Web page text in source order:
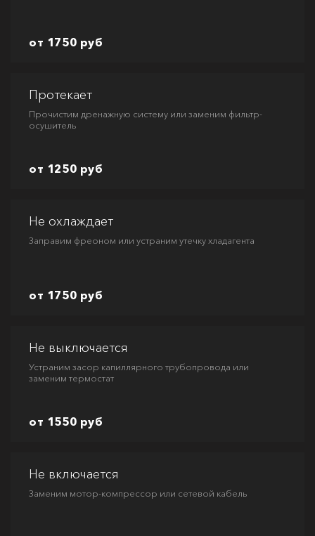
от 1750 руб
Протекает
Прочистим дренажную систему или заменим фильтр-
осушитель
от 1250 руб
Не охлаждает
Заправим фреоном или устраним утечку хладагента
от 1750 руб
Не выключается
Устраним засор капиллярного трубопровода или
заменим термостат
от 1550 руб
Не включается
Заменим мотор-компрессор или сетевой кабель